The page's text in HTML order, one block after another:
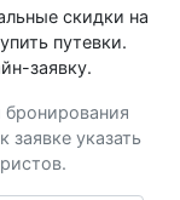
скидки на
путевки.
заявку.
указать